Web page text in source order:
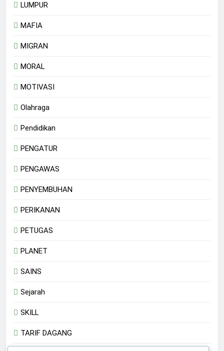
LUMPUR
MAFIA
MIGRAN
MORAL
MOTIVASI
Olahraga
Pendidikan
PENGATUR
PENGAWAS
PENYEMBUHAN
PERIKANAN
PETUGAS
PLANET
SAINS
Sejarah
SKILL
TARIF DAGANG